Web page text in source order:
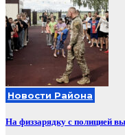
Новости Района
На физзарядку с полицией